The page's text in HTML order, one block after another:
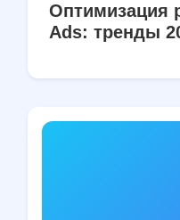
Оптимизация
Ads: тренды